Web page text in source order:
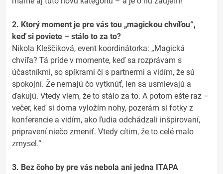
2. Ktorý moment je pre vás tou „magickou chvíľou“,
keď si poviete – stálo to za to?
Nikola Kleščiková, event koordinátorka: „Magická
chvíľa? Tá príde v momente, keď sa rozprávam s
účastníkmi, so spíkrami či s partnermi a vidím, že sú
spokojní. Že nemajú čo vytknúť, len sa usmievajú a
ďakujú. Vtedy viem, že to stálo za to. A potom ešte raz –
večer, keď si doma vyložím nohy, pozerám si fotky z
konferencie a vidím, ako ľudia odchádzali inšpirovaní,
pripravení niečo zmeniť. Vtedy cítim, že to celé malo
zmysel.“
3. Bez čoho by pre vás nebola ani jedna ITAPA